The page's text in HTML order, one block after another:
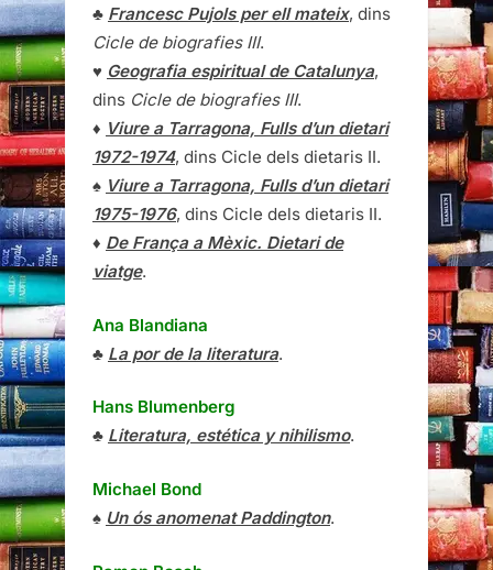
♣ Francesc Pujols per ell mateix, dins
Cicle de biografies III.
♥ Geografia espiritual de Catalunya,
dins Cicle de biografies III.
♦ Viure a Tarragona, Fulls d’un dietari
1972-1974, dins Cicle dels dietaris II.
♠ Viure a Tarragona, Fulls d’un dietari
1975-1976, dins Cicle dels dietaris II.
♦ De França a Mèxic. Dietari de
viatge.
Ana Blandiana
♣ La por de la literatura.
Hans Blumenberg
♣ Literatura, estética y nihilismo.
Michael Bond
♠ Un ós anomenat Paddington.